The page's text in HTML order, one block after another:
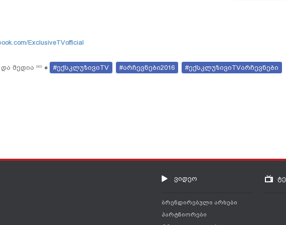
ExclusiveTVofficial
მედია ᴴᴰ ● #ექსკლუზივიTV #არჩევნები2016 #ექსკლუზივიTVარჩევნები
ვიდეო
ბრენდირებული არხები
პარტნიორები